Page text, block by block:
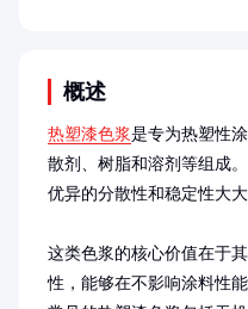
概述
热塑漆色浆是专为热塑性
散剂、树脂和溶剂等组成
优异的分散性和稳定性大
这类色浆的核心价值在于
性，能够在不影响涂料性